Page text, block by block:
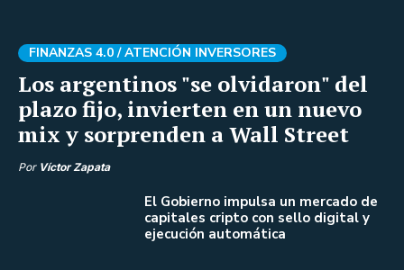
Los argentinos "se olvidaron" del
plazo fijo, invierten en un nuevo
mix y sorprenden a Wall Street
FINANZAS 4.0 /ATENCIÓN INVERSORES
Por Víctor Zapata
El Gobierno impulsa un mercado de
capitales cripto con sello digital y
ejecución automática